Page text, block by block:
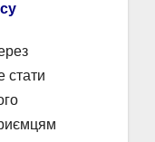
стати